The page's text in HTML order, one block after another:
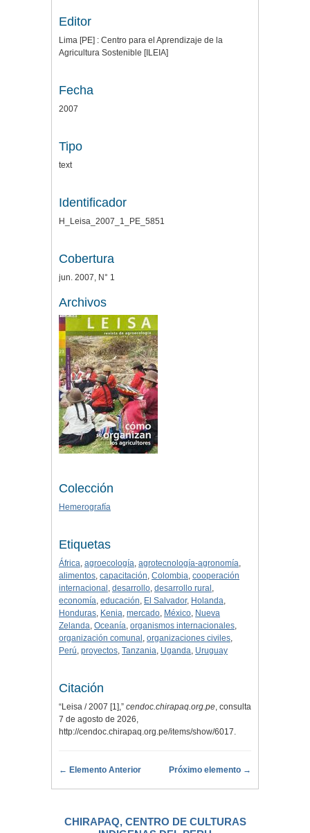
Editor
Lima [PE] : Centro para el Aprendizaje de la
Agricultura Sostenible [ILEIA]
Fecha
2007
Tipo
text
Identificador
H_Leisa_2007_1_PE_5851
Cobertura
jun. 2007, N° 1
Archivos
Colección
Hemerografía
Etiquetas
África, agroecología, agrotecnología-agronomía,
alimentos, capacitación, Colombia, cooperación
internacional , desarrollo, desarrollo rural ,
economía, educación, El Salvador, Holanda,
Honduras, Kenia, mercado, México, Nueva
Zelanda, Oceanía, organismos internacionales,
organización comunal , organizaciones civiles,
Perú, proyectos, Tanzania, Uganda, Uruguay
Citación
“Leisa / 2007 [1],” cendoc.chirapaq.org.pe, consulta
7 de agosto de 2026,
http://cendoc.chirapaq.org.pe/items/show/6017.
← Elemento Anterior Próximo elemento →
CHIRAPAQ, CENTRO DE CULTURAS